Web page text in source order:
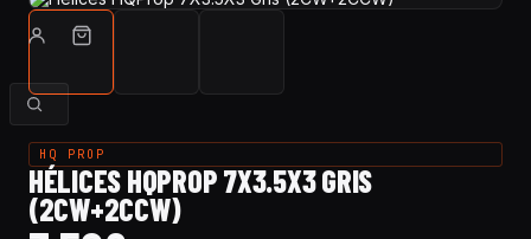
HQ PROP
HÉLICES HQPROP 7X3.5X3 GRIS
(2CW+2CCW)